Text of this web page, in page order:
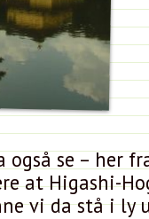
også se – her
at Higashi-
vi da stå i ly